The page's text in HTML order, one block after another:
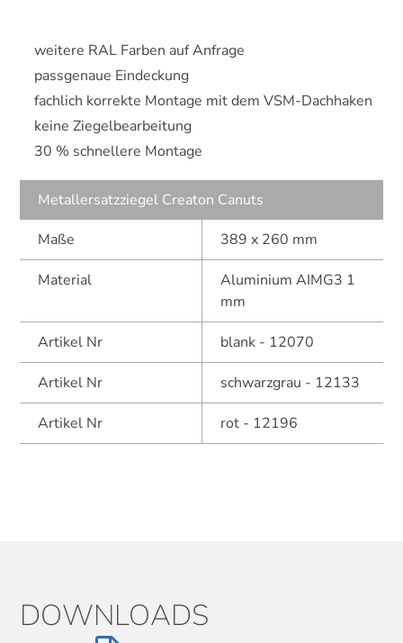
weitere RAL Farben auf Anfrage
passgenaue Eindeckung
fachlich korrekte Montage mit dem VSM-Dachhaken
keine Ziegelbearbeitung
30 % schnellere Montage
Metallersatzziegel Creaton Canuts
Maße
389 x 260 mm
Material
Aluminium AIMG3 1
mm
Artikel Nr blank - 12070
Artikel Nr schwarzgrau - 12133
Artikel Nr rot - 12196
DOWNLOADS